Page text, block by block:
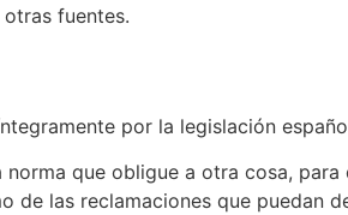
fuentes.
por la legislación
norma que obligue a otra cosa,
de las reclamaciones que puedan